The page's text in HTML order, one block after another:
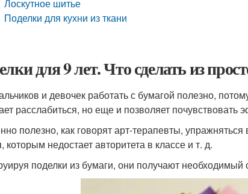
Лоскутное шитье
Поделки для кухни из ткани
для 9 лет. Что сделать из
и девочек работать с бумагой полезно,
расслабиться, но еще и позволяет почувствовать
полезно, как говорят арт-терапевты,
которым недостает авторитета в классе и т. д.
поделки из бумаги, они получают